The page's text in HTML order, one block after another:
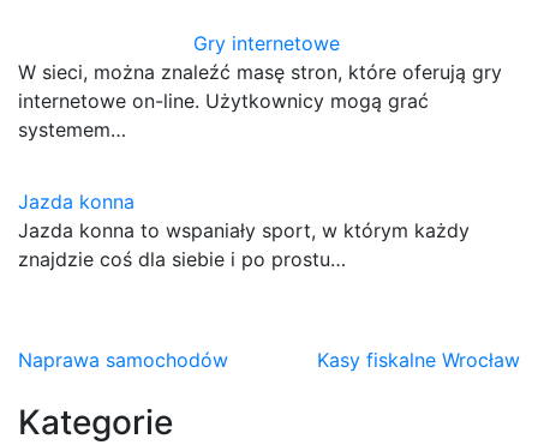
Gry internetowe
W sieci, można znaleźć masę stron, które oferują gry
internetowe on-line. Użytkownicy mogą grać
systemem…
Jazda konna
Jazda konna to wspaniały sport, w którym każdy
znajdzie coś dla siebie i po prostu…
Nawigacja
wpisu
Naprawa samochodów Kasy fiskalne Wrocław
Kategorie